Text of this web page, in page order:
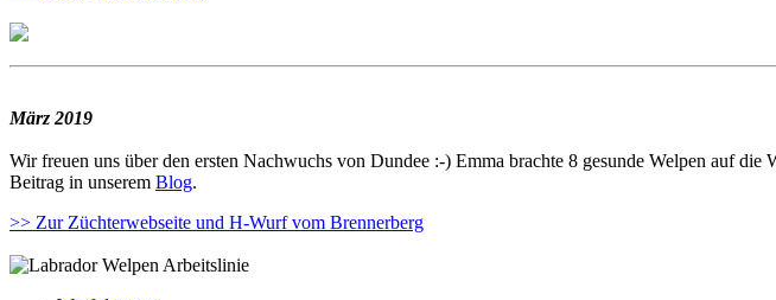
März 2019
Wir freuen uns über den ersten Nachwuchs von Dundee :-) Emma brachte 8 gesunde Welpen auf
Beitrag in unserem Blog.
>> Zur Züchterwebseite und H-Wurf vom Brennerberg